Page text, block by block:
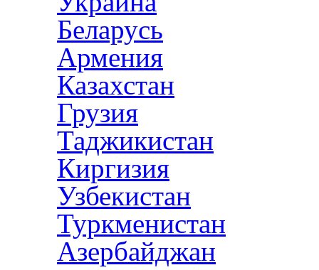
Беларусь
Армения
Казахстан
Грузия
Таджикистан
Киргизия
Узбекистан
Туркменистан
Азербайджан